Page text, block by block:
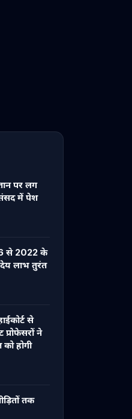
पर लग
में पेश
से 2022 के
लाभ तुरंत
से
ने
होगी
तक